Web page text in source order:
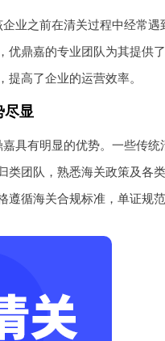
业之前在清关过程中经常
优鼎嘉的专业团队为其提供
高了企业的运营效率。
尽显
具有明显的优势。一些传
类团队，熟悉海关政策及各
遵循海关合规标准，单证规